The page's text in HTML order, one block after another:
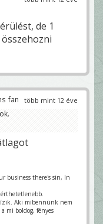
de 1
több mint 12 éve
fan
business there's sin, In
érthetetlenebb.
Aki mibennünk nem
mi boldog, fényes